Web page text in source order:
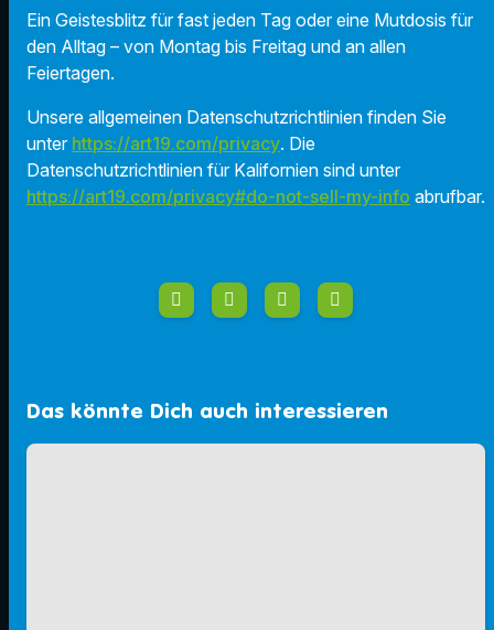
Ein Geistesblitz für fast jeden Tag oder eine Mutdosis für
den Alltag – von Montag bis Freitag und an allen
Feiertagen.
Unsere allgemeinen Datenschutzrichtlinien finden Sie
unter https://art19.com/privacy. Die
Datenschutzrichtlinien für Kalifornien sind unter
https://art19.com/privacy#do-not-sell-my-info abrufbar.
Das könnte Dich auch interessieren